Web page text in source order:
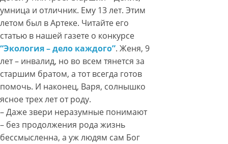
умница и отличник. Ему 13 лет. Этим
летом был в Артеке. Читайте его
статью в нашей газете о конкурсе
“Экология – дело каждого”. Женя, 9
лет – инвалид, но во всем тянется за
старшим братом, а тот всегда готов
помочь. И наконец, Варя, солнышко
ясное трех лет от роду.
– Даже звери неразумные понимают
– без продолжения рода жизнь
бессмысленна, а уж людям сам Бог